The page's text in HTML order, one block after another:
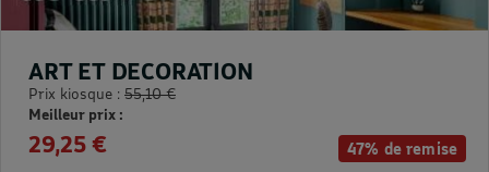
47% de remise
ART ET DECORATION
Prix kiosque : 55,10 €
Meilleur prix :
29,25 €